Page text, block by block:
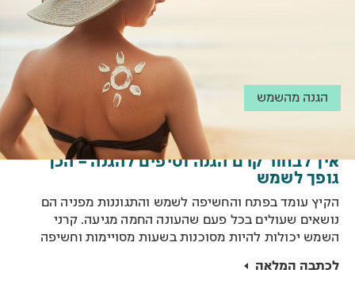
הגנה מהשמש
איך לבחור קרם הגנה וטיפים להגנה – הכן
גופך לשמש
הקיץ עומד בפתח והחשיפה לשמש והתגוננות מפניה הם
נושאים שעולים בכל פעם שהעונה החמה מגיעה. קרני
השמש יכולות להיות מסוכנות בשעות מסויימות וחשיפה
ולשמור על עור בריא.
לכתבה המלאה